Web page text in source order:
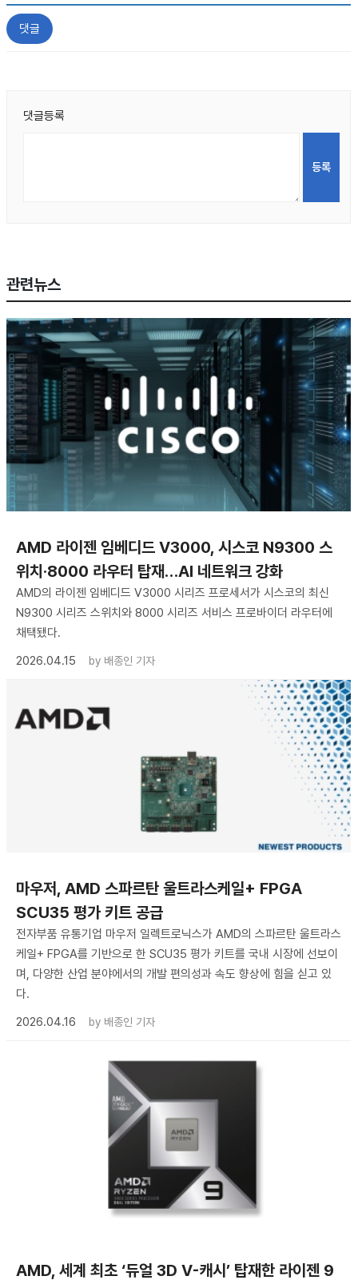
댓글
댓글등록
관련뉴스
AMD 라이젠 임베디드 V3000, 시스코 N9300 스
위치·8000 라우터 탑재…AI 네트워크 강화
AMD의 라이젠 임베디드 V3000 시리즈 프로세서가 시스코의 최신
N9300 시리즈 스위치와 8000 시리즈 서비스 프로바이더 라우터에
채택됐다.
2026.04.15
by 배종인 기자
마우저, AMD 스파르탄 울트라스케일+ FPGA
SCU35 평가 키트 공급
전자부품 유통기업 마우저 일렉트로닉스가 AMD의 스파르탄 울트라스
케일+ FPGA를 기반으로 한 SCU35 평가 키트를 국내 시장에 선보이
며, 다양한 산업 분야에서의 개발 편의성과 속도 향상에 힘을 싣고 있
다.
2026.04.16
by 배종인 기자
AMD, 세계 최초 ‘듀얼 3D V-캐시’ 탑재한 라이젠 9